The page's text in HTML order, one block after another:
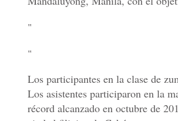
"
"
Los participantes en la clase de
Los asistentes participaron en la
récord alcanzado en octubre de